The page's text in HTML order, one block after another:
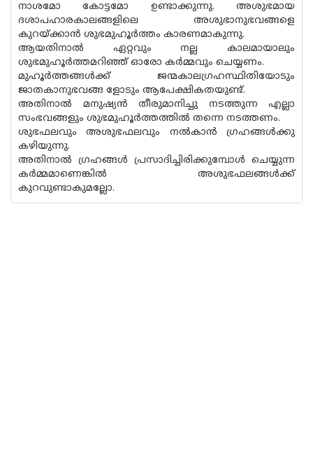
നാശമോ കോട്ടമോ ഉണ്ടാക്കുന്നു. അശുഭമായ
ദശാപഹാരകാലങ്ങളിലെ അശുഭാനുഭവങ്ങളെ
കുറയ്ക്കാൻ ശുഭമുഹൂർത്തം കാരണമാകുന്നു.
ആയതിനാൽ ഏറ്റവും നല്ല കാലമായാലും
ശുഭമുഹൂർത്തമറിഞ്ഞ് ഓരോ കർമ്മവും ചെയ്യണം.
മുഹൂർത്തങ്ങൾക്ക് ജന്മകാലഗ്രഹസ്ഥിതിയോടും
ജാതകാനുഭവങ്ങ ളോടും ആപേക്ഷികതയുണ്ട്.
അതിനാൽ മനുഷ്യൻ തീരുമാനിച്ചു നടത്തുന്ന എല്ലാ
സംഭവങ്ങളും ശുഭമുഹൂർത്തത്തിൽ തന്നെ നടത്തണം.
ശുഭഫലവും അശുഭഫലവും നൽകാൻ ഗ്രഹങ്ങൾക്കു
കഴിയുന്നു.
അതിനാൽ ഗ്രഹങ്ങൾ പ്രസാദിച്ചിരിക്കുമ്പോൾ ചെയ്യുന്ന
കർമ്മമാണെങ്കിൽ അശുഭഫലങ്ങൾക്ക്
കുറവുണ്ടാകുമല്ലോ.